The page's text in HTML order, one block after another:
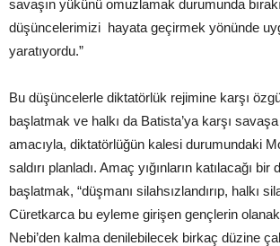
savaşın yükünü omuzlamak durumunda
düşüncelerimizi hayata geçirmek yönünde
yaratıyordu.”
Bu düşüncelerle diktatörlük rejimine karşı
başlatmak ve halkı da Batista’ya karşı
amacıyla, diktatörlüğün kalesi durumundaki
saldırı planladı. Amaç yığınların katılacağı
başlatmak, “düşmanı silahsızlandırıp, halkı
Cüretkarca bu eyleme girişen gençlerin
Nebi’den kalma denilebilecek birkaç düzine